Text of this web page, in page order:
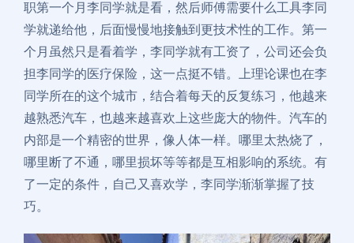
职第一个月李同学就是看，然后师傅需要什么工具李同
学就递给他，后面慢慢地接触到更技术性的工作。第一
个月虽然只是看着学，李同学就有工资了，公司还会负
担李同学的医疗保险，这一点挺不错。上理论课也在李
同学所在的这个城市，结合着每天的反复练习，他越来
越熟悉汽车，也越来越喜欢上这些庞大的物件。汽车的
内部是一个精密的世界，像人体一样。哪里太热烧了，
哪里断了不通，哪里损坏等等都是互相影响的系统。有
了一定的条件，自己又喜欢学，李同学渐渐掌握了技
巧。